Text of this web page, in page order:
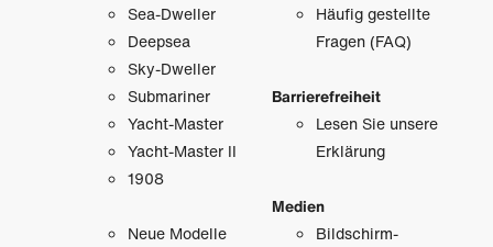
Sea-Dweller
Deepsea
Sky-Dweller
Submariner
Yacht-Master
Yacht-Master II
1908
Neue Modelle
Häufig gestellte
Fragen (FAQ)
Barrierefreiheit
Lesen Sie unsere
Erklärung
Medien
Bildschirm­